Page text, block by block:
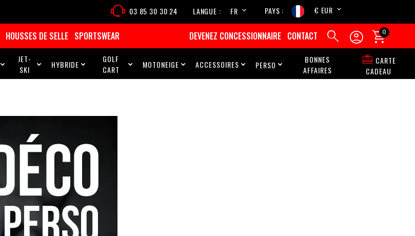
HOUSSES DE SELLE SPORTSWEAR DEVENEZ CONCESSIONNAIRE CONTACT   
0

JET-
SKI
 HYBRIDE 
GOLF
CART
 MOTONEIGE  ACCESSOIRES  PERSO 
BONNES
AFFAIRES
 CARTE
CADEAU
03 85 30 30 24 LANGUE
FR
PAYS € EUR